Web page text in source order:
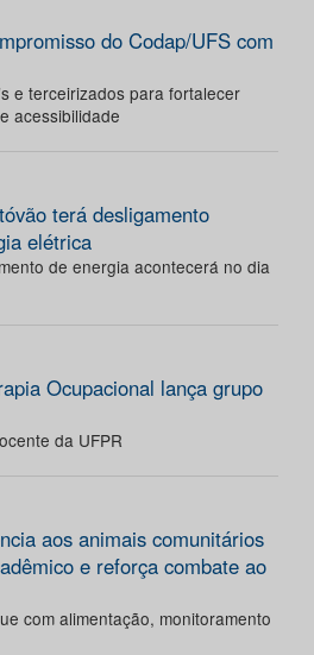
do Codap/UFS com
e terceirizados para fortalecer
acessibilidade
terá desligamento
elétrica
de energia acontecerá no dia
Ocupacional lança grupo
da UFPR
aos animais comunitários
e reforça combate ao
com alimentação, monitoramento